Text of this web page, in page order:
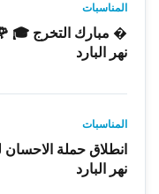
المناسبات
� مبارك التخرج 🎓
نهر البارد
المناسبات
انطلاق حملة الاحسان
نهر البارد